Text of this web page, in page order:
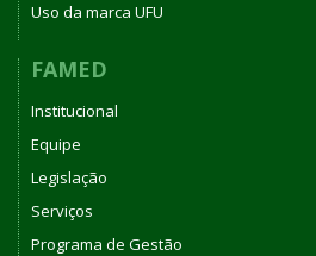
Uso da marca UFU
FAMED
Institucional
Equipe
Legislação
Serviços
Programa de Gestão